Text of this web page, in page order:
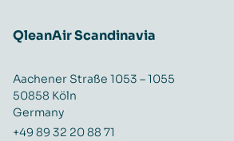
QleanAir Scandinavia
Aachener Straße 1053 – 1055
50858 Köln
Germany
+49 89 32 20 88 71